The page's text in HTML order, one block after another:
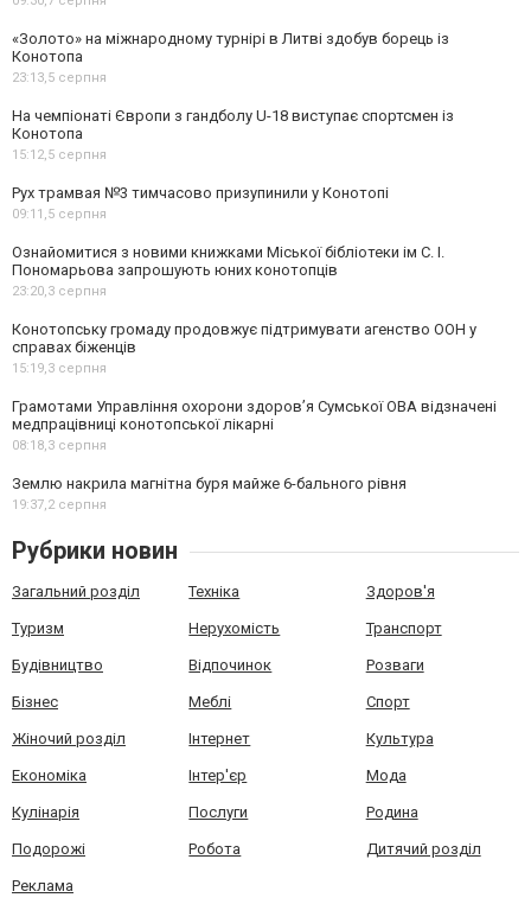
«Золото» на міжнародному турнірі в Литві здобув борець із
Конотопа
23:13,5 серпня
На чемпіонаті Європи з гандболу U-18 виступає спортсмен із
Конотопа
15:12,5 серпня
Рух трамвая №3 тимчасово призупинили у Конотопі
09:11,5 серпня
Ознайомитися з новими книжками Міської бібліотеки ім С. І.
Пономарьова запрошують юних конотопців
23:20,3 серпня
Конотопську громаду продовжує підтримувати агенство ООН у
справах біженців
15:19,3 серпня
Грамотами Управління охорони здоров’я Сумської ОВА відзначені
медпрацівниці конотопської лікарні
08:18,3 серпня
Землю накрила магнітна буря майже 6-бального рівня
19:37,2 серпня
Рубрики новин
Загальний розділ Техніка Здоров'я
Туризм Нерухомість Транспорт
Будівництво Відпочинок Розваги
Бізнес Меблі Спорт
Жіночий розділ Інтернет Культура
Економіка Інтер'єр Мода
Кулінарія Послуги Родина
Подорожі Робота Дитячий розділ
Реклама